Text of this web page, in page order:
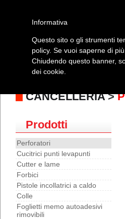
Prodotti Elenco
Paper creativity|Carta
CANCELLERIA>
Prodotti
Perforatori
Cucitrici punti levapunti
Cutter e lame
Forbici
Pistole incollatrici a caldo
Colle
Foglietti memo autoadesivi
rimovibili
Informativa
Questo sito o gli strumenti
policy. Se vuoi saperne di
Chiudendo questo banner,
dei cookie.